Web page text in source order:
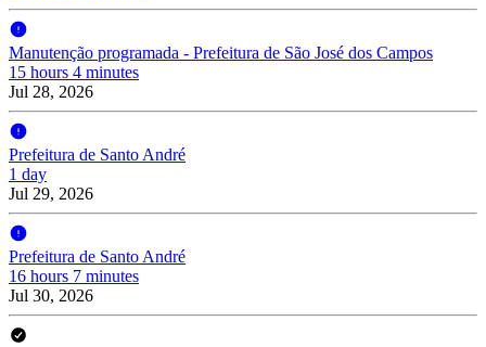
Manutenção programada - Prefeitura de São José dos Campos
15 hours 4 minutes
Jul 28, 2026
Prefeitura de Santo André
1 day
Jul 29, 2026
Prefeitura de Santo André
16 hours 7 minutes
Jul 30, 2026